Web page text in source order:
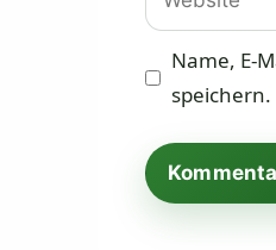
Name, E-
speichern.